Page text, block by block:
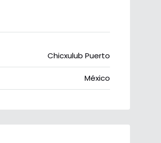
Chicxulub Puerto
México